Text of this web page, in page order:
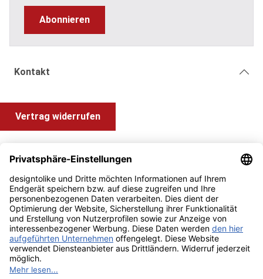
Abonnieren
Kontakt
Vertrag widerrufen
Information und Impressum
Zahlung & Versand